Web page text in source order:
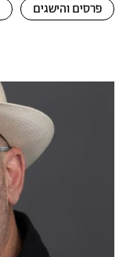
פרסים והישגים